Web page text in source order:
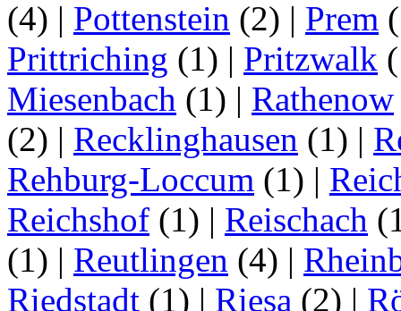
(4) | Pottenstein (2) | Prem
Prittriching (1) | Pritzwalk
Miesenbach (1) | Rathenow
(2) | Recklinghausen (1) |
Rehburg-Loccum (1) |
Reichshof (1) | Reischach
(1) | Reutlingen (4) |
Riedstadt (1) | Riesa (2) |